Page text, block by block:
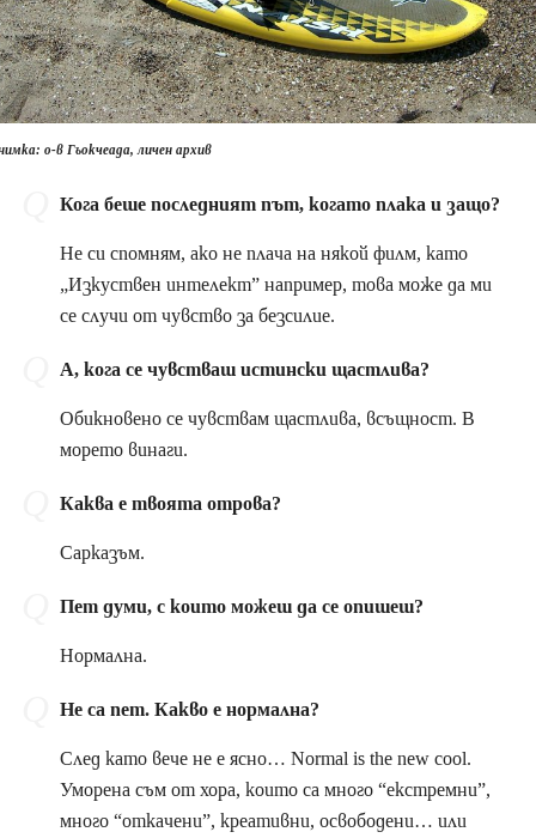
о-в Гьокчеада, личен архив
Кога беше последният път, когато плака и защо?
Не си спомням, ако не плача на някой филм, като
„Изкуствен интелект” например, това може да ми
се случи от чувство за безсилие.
А, кога се чувстваш истински щастлива?
Обикновено се чувствам щастлива, всъщност. В
морето винаги.
Каква е твоята отрова?
Сарказъм.
Пет думи, с които можеш да се опишеш?
Нормална.
Не са пет. Какво е нормална?
След като вече не е ясно… Normal is the new cool.
Уморена съм от хора, които са много “екстремни”,
много “откачени”, креативни, освободени… или